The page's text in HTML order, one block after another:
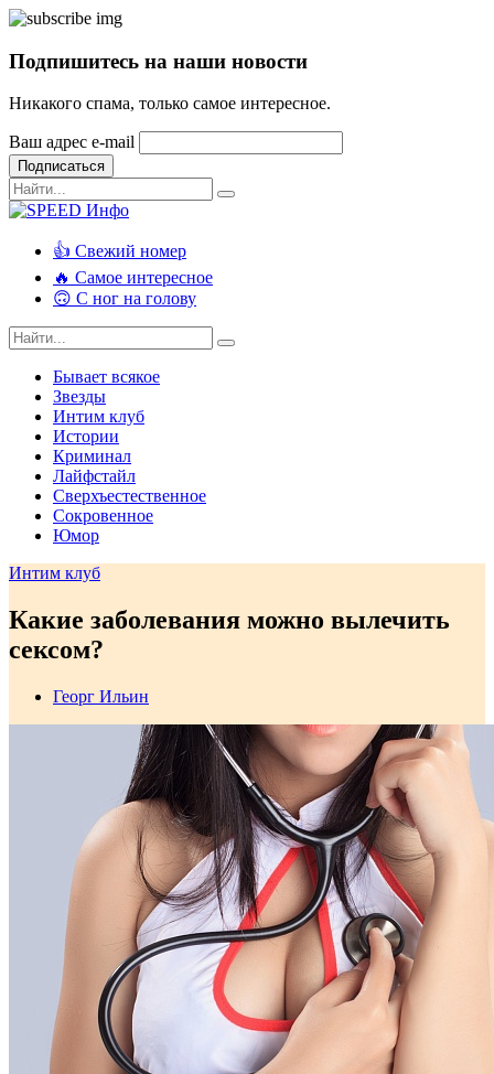
Подпишитесь на наши новости
Никакого спама, только самое интересное.
Ваш адрес e-mail
Подписаться
👍 Свежий номер
🔥 Самое интересное
🙃 С ног на голову
Бывает всякое
Звезды
Интим клуб
Истории
Криминал
Лайфстайл
Сверхъестественное
Сокровенное
Юмор
Интим клуб
Какие заболевания можно вылечить
сексом?
Георг Ильин